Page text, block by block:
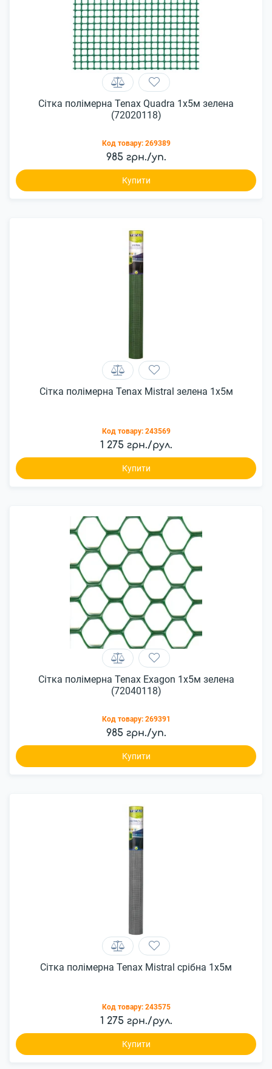
Сітка полімерна Tenax Quadra 1х5м зелена
(72020118)
Код товару: 269389
985 грн./уп.
Купити
Сітка полімерна Tenax Mistral зелена 1х5м
Код товару: 243569
1 275 грн./рул.
Купити
Сітка полімерна Tenax Exagon 1х5м зелена
(72040118)
Код товару: 269391
985 грн./уп.
Купити
Сітка полімерна Tenax Mistral срібна 1х5м
Код товару: 243575
1 275 грн./рул.
Купити